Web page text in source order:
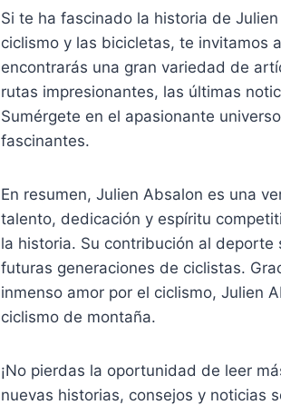
Si te ha fascinado la historia de
ciclismo y las bicicletas, te invitamos
encontrarás una gran variedad de
rutas impresionantes, las últimas
Sumérgete en el apasionante
fascinantes.
En resumen, Julien Absalon es una
talento, dedicación y espíritu
la historia. Su contribución al
futuras generaciones de ciclistas.
inmenso amor por el ciclismo, Julien
ciclismo de montaña.
¡No pierdas la oportunidad de leer
nuevas historias, consejos y noticias